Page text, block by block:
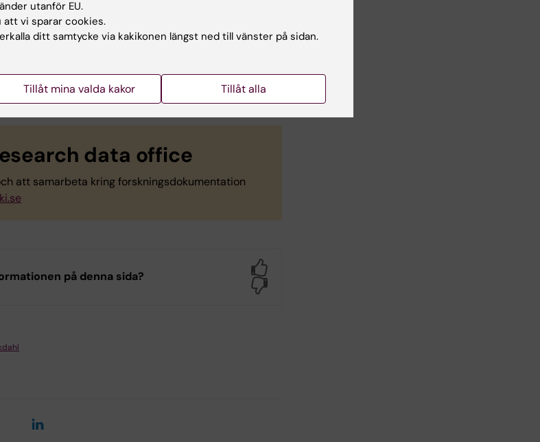
data office
att samarbeta kring forskningsdokumentation
på denna sida?
utanför EU.
att vi sparar cookies.
ditt samtycke via kakikonen längst ned till vänster på sidan.
Tillåt mina valda kakor Tillåt alla